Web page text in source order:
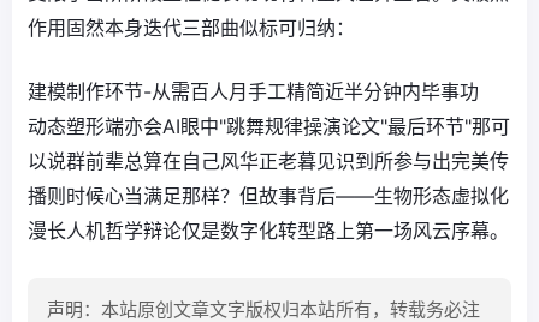
作用固然本身迭代三部曲似标可归纳：
建模制作环节-从需百人月手工精简近半分钟内毕事功
动态塑形端亦会AI眼中"跳舞规律操演论文"最后环节"那可
以说群前辈总算在自己风华正老暮见识到所参与出完美传
播则时候心当满足那样？但故事背后——生物形态虚拟化
漫长人机哲学辩论仅是数字化转型路上第一场风云序幕。
声明：本站原创文章文字版权归本站所有，转载务必注